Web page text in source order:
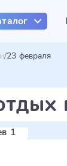
23 февраля
1